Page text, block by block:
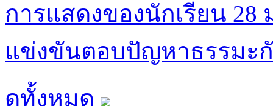
การแสดงของนักเรียน 28
แข่งขันตอบปัญหาธรรมะกั
ดูทั้งหมด